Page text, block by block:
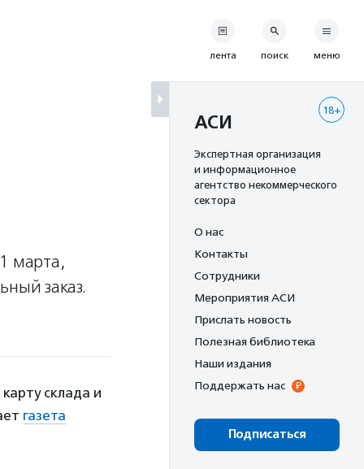
марта,
заказ.
склада и
газета
лента поиск меню
18+
АСИ
Экспертная организация
и информационное
агентство некоммерческого
сектора
О нас
Контакты
Сотрудники
Мероприятия АСИ
Прислать новость
Полезная библиотека
Наши издания
Поддержать нас
Подписаться